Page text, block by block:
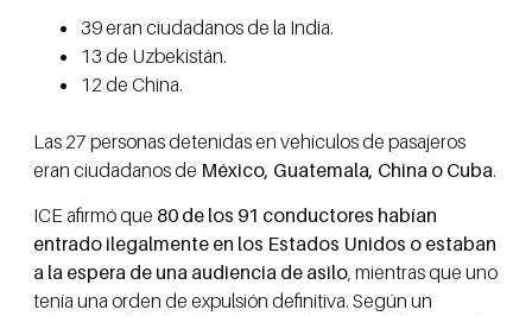
39 eran ciudadanos de la India.
13 de Uzbekistán.
12 de China.
Las 27 personas detenidas en vehículos de pasajeros
eran ciudadanos de México, Guatemala, China o Cuba.
ICE afirmó que 80 de los 91 conductores habían
entrado ilegalmente en los Estados Unidos o estaban
a la espera de una audiencia de asilo, mientras que uno
tenía una orden de expulsión definitiva. Según un